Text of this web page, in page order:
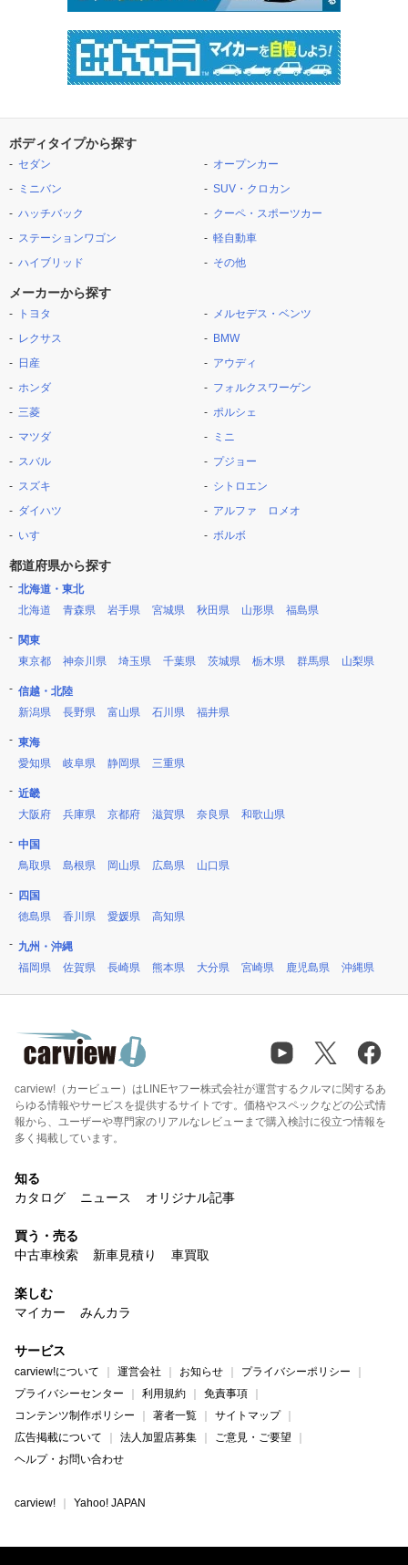
ボディタイプから探す
セダン
ミニバン
ハッチバック
ステーションワゴン
ハイブリッド
オープンカー
SUV・クロカン
クーペ・スポーツカー
軽自動車
その他
メーカーから探す
トヨタ
レクサス
日産
ホンダ
三菱
マツダ
スバル
スズキ
ダイハツ
いすゞ
メルセデス・ベンツ
BMW
アウディ
フォルクスワーゲン
ポルシェ
ミニ
プジョー
シトロエン
アルファ ロメオ
ボルボ
都道府県から探す
北海道・東北
北海道
青森県 岩手県 宮城県 秋田県 山形県 福島県
関東
東京都
神奈川県 埼玉県 千葉県 茨城県 栃木県 群馬県 山梨県
信越・北陸
新潟県
長野県 富山県 石川県 福井県
東海
愛知県
岐阜県 静岡県 三重県
近畿
大阪府
兵庫県 京都府 滋賀県 奈良県 和歌山県
中国
鳥取県
島根県 岡山県 広島県 山口県
四国
徳島県
香川県 愛媛県 高知県
九州・沖縄
福岡県
佐賀県 長崎県 熊本県 大分県 宮崎県 鹿児島県 沖縄県
carview!（カービュー）はLINEヤフー株式会社が運営するクルマに関するあ
らゆる情報やサービスを提供するサイトです。価格やスペックなどの公式情
報から、ユーザーや専門家のリアルなレビューまで購入検討に役立つ情報を
多く掲載しています。
知る
カタログ
ニュース オリジナル記事
買う・売る
中古車検索
新車見積り 車買取
楽しむ
マイカー
みんカラ
サービス
carview!について 運営会社 お知らせ
プライバシーポリシー
プライバシーセンター
利用規約
免責事項
コンテンツ制作ポリシー
著者一覧
サイトマップ
広告掲載について
法人加盟店募集
ご意見・ご要望
ヘルプ・お問い合わせ
carview! Yahoo! JAPAN